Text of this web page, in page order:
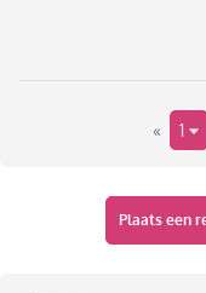
« 1
Plaats een